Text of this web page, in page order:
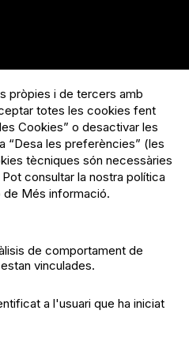
de les activitats
els col·lectius
pròpies i de tercers amb
totes les cookies fent
Cookies” o desactivar les
“Desa les preferències” (les
tècniques són necessàries
consultar la nostra política
Més informació.
de comportament de
vinculades.
a l'usuari que ha iniciat